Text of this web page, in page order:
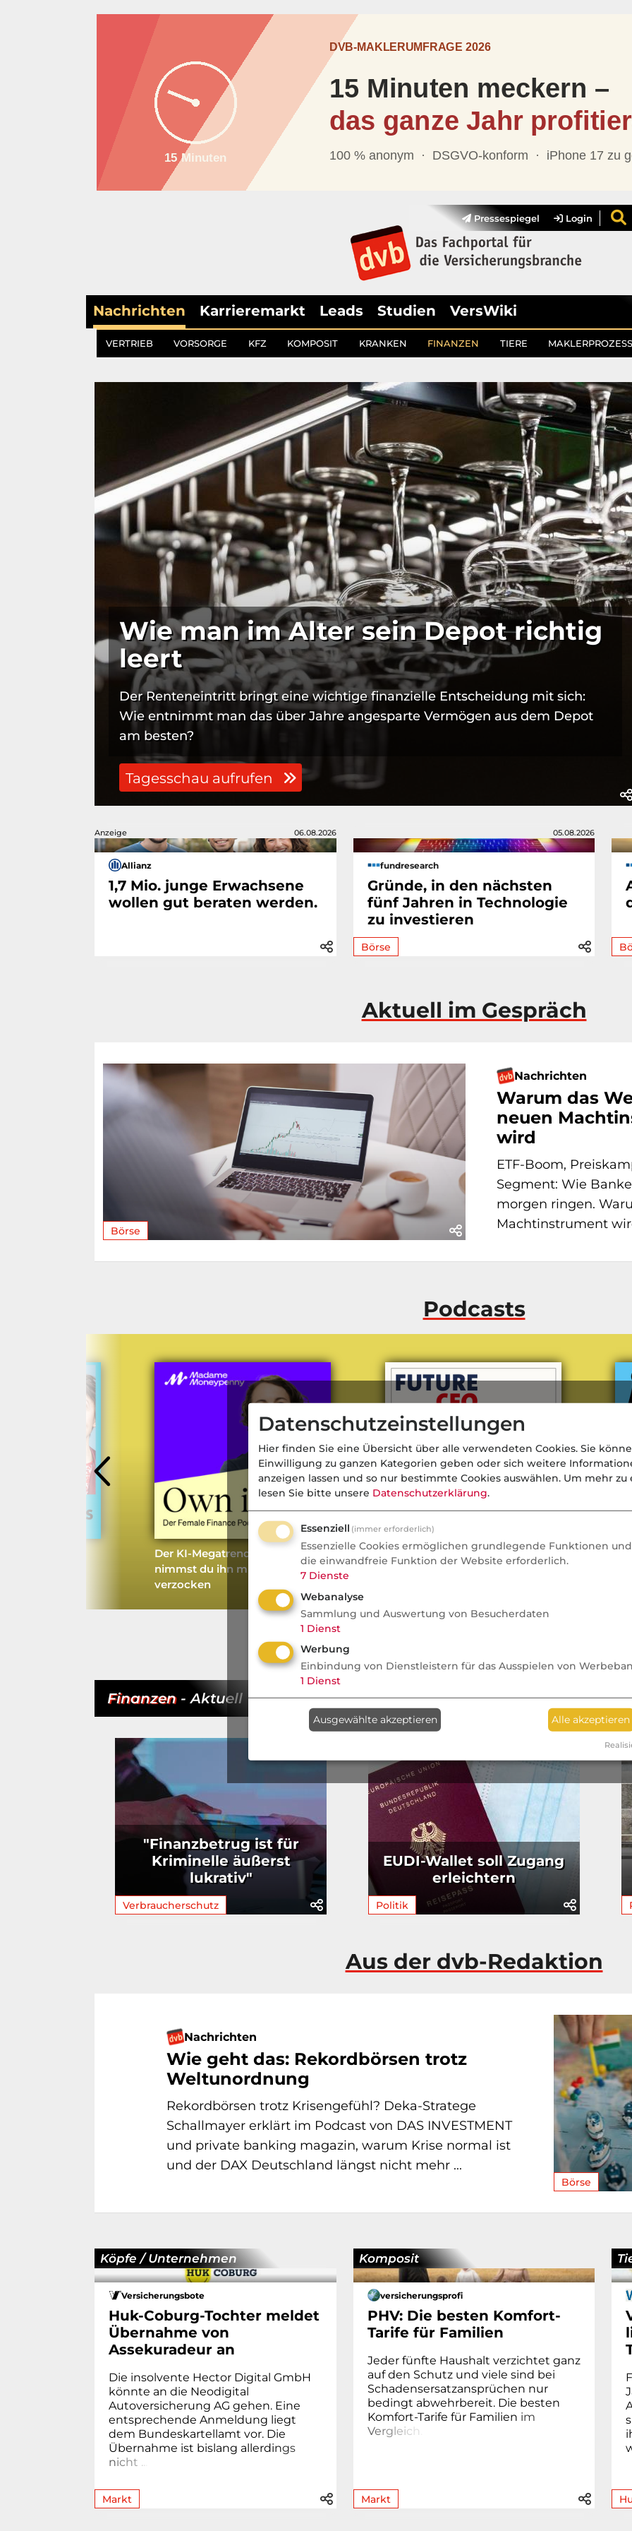
Pressespiegel Login
Nachrichten Karrieremarkt Leads Studien VersWiki
VERTRIEB VORSORGE KFZ KOMPOSIT KRANKEN FINANZEN TIERE
Wie man im Alter sein Depot richtig
leert
Der Renteneintritt bringt eine wichtige finanzielle Entscheidung mit sich:
Wie entnimmt man das über Jahre angesparte Vermögen aus dem Depot
am besten?
Tagesschau aufrufen
Anzeige 06.08.2026
Allianz
1,7 Mio. junge Erwachsene
wollen gut beraten werden.
05.08.2026
fundresearch
Gründe, in den nächsten
fünf Jahren in Technologie
zu investieren
Börse
Aktuell im Gespräch
Börse
Nachrichten
Warum das
neuen
wird
ETF-Boom,
Segment: Wie
morgen ringen.
Machtinstrument
Podcasts
Der KI-Megatrend im Depot: So
nimmst du ihn mit, ohne dich zu
verzocken
CFO Maria Ferraro über Krise,
Druck und Führung
Finanzen- Aktuell
"Finanzbetrug ist für
Kriminelle äußerst
lukrativ"
Verbraucherschutz
EUDI-Wallet soll Zugang
erleichtern
Politik
Aus der dvb-Redaktion
Börse
Nachrichten
Wie geht das: Rekordbörsen trotz
Weltunordnung
Rekordbörsen trotz Krisengefühl? Deka-Stratege
Schallmayer erklärt im Podcast von DAS INVESTMENT
und private banking magazin, warum Krise normal ist
und der DAX Deutschland längst nicht mehr ...
Köpfe / Unternehmen
Versicherungsbote
Huk-Coburg-Tochter meldet
Übernahme von
Assekuradeur an
Die insolvente Hector Digital GmbH
könnte an die Neodigital
Autoversicherung AG gehen. Eine
entsprechende Anmeldung liegt
dem Bundeskartellamt vor. Die
Übernahme ist bislang allerdings
nicht ..
Markt
Komposit
versicherungsprofi
PHV: Die besten Komfort-
Tarife für Familien
Jeder fünfte Haushalt verzichtet ganz
auf den Schutz und viele sind bei
Schadensersatzansprüchen nur
bedingt abwehrbereit. Die besten
Komfort-Tarife für Familien im
Vergleich
Markt
Datenschutzeinstellungen
Hier finden Sie eine Übersicht über alle verwendeten Cookies. Sie
Einwilligung zu ganzen Kategorien geben oder sich weitere
anzeigen lassen und so nur bestimmte Cookies auswählen. Um mehr zu
lesen Sie bitte unsere Datenschutzerklärung.
Essenziell (immer erforderlich)
Essenzielle Cookies ermöglichen grundlegende Funktionen
die einwandfreie Funktion der Website erforderlich.
7 Dienste
Webanalyse
Sammlung und Auswertung von Besucherdaten
1 Dienst
Werbung
Einbindung von Dienstleistern für das Ausspielen von
1 Dienst
Ausgewählte akzeptieren Alle akzeptieren